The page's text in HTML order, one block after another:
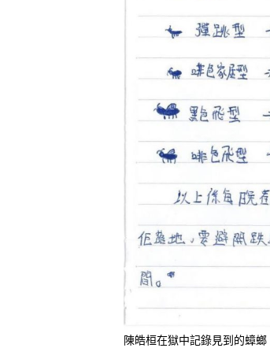
陳皓桓在獄中記錄見到的蟑